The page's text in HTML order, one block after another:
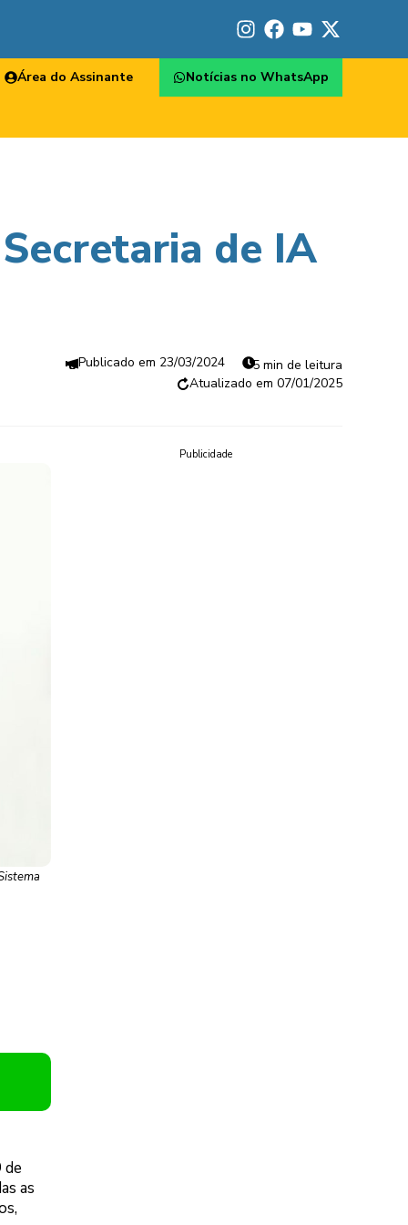
Área do Assinante Notícias no WhatsApp
de IA
23/03/2024
5 min de leitura
07/01/2025
de
as
Publicidade